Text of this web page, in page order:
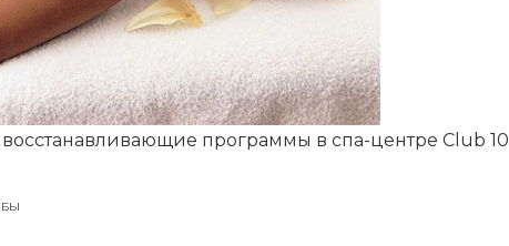
программы в спа-центре Club 10